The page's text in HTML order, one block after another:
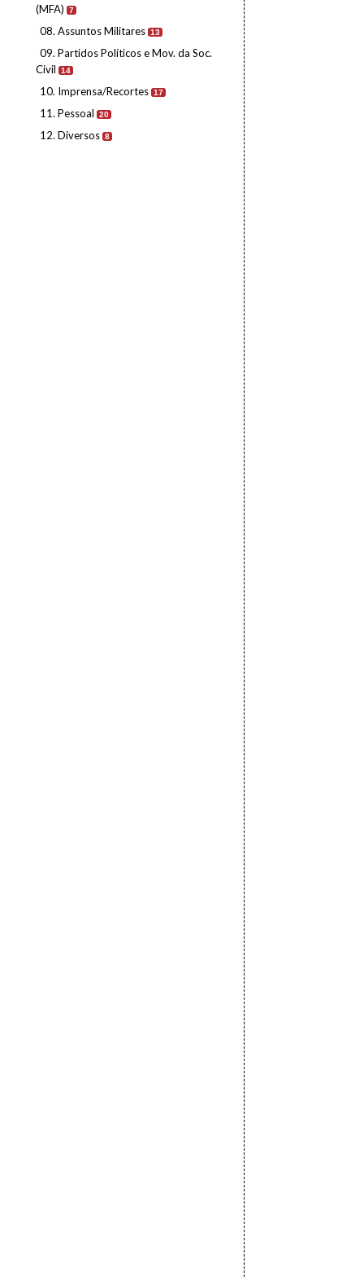
(MFA)
7
08. Assuntos Militares 13
09. Partidos Políticos e Mov. da Soc.
Civil
14
10. Imprensa/Recortes 17
11. Pessoal 20
12. Diversos 8